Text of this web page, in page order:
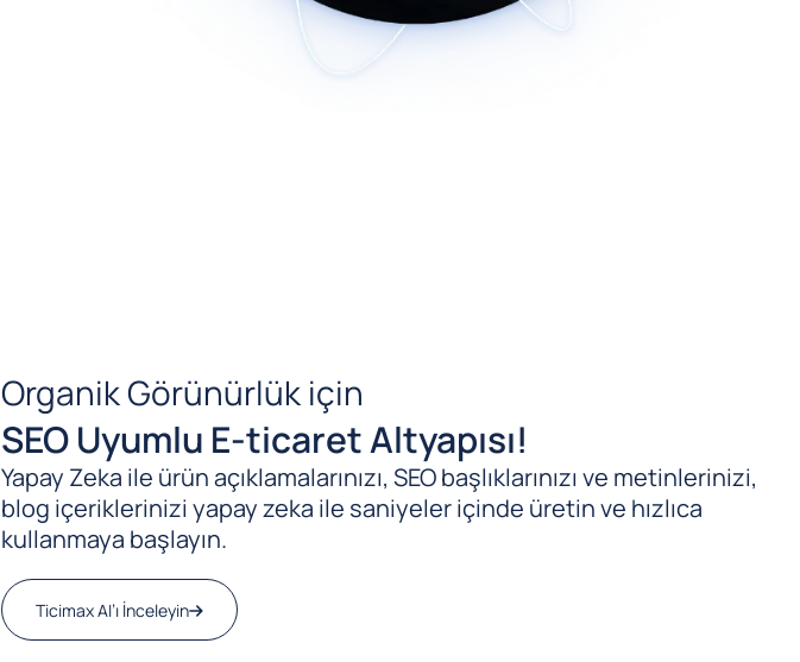
Organik Görünürlük için
SEO Uyumlu E-ticaret Altyapısı!
Yapay Zeka ile ürün açıklamalarınızı, SEO başlıklarınızı ve metinlerinizi,
blog içeriklerinizi yapay zeka ile saniyeler içinde üretin ve hızlıca
kullanmaya başlayın.
Ticimax AI’ı İnceleyin